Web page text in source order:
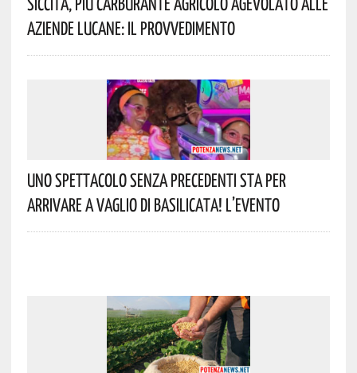
Aziende Lucane: Il Provvedimento
Uno Spettacolo Senza Precedenti Sta Per
Arrivare A Vaglio Di Basilicata! L’evento